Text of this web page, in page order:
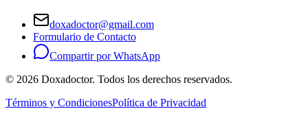
doxadoctor@gmail.com
Formulario de Contacto
Compartir por WhatsApp
© 2026 Doxadoctor. Todos los derechos reservados.
Términos y CondicionesPolítica de Privacidad